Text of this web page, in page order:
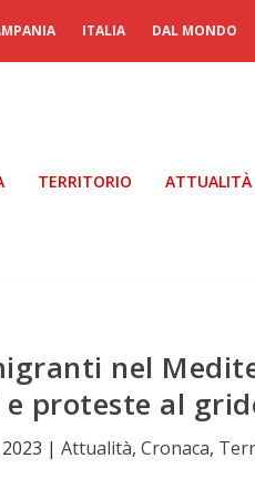
ITALIA DAL MONDO
TERRITORIO ATTUALITÀ
nel
proteste al
|Attualità,Cronaca,